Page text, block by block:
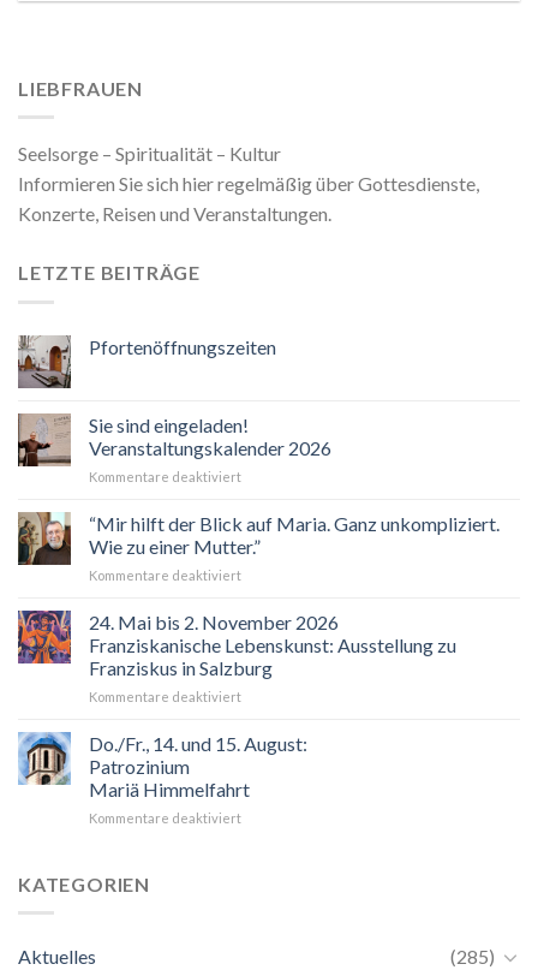
LIEBFRAUEN
Seelsorge – Spiritualität – Kultur
Informieren Sie sich hier regelmäßig über Gottesdienste,
Konzerte, Reisen und Veranstaltungen.
LETZTE BEITRÄGE
Pfortenöffnungszeiten
Sie sind eingeladen!
Veranstaltungskalender 2026
Kommentare deaktiviertfür
sind
eingeladen!
Veranstaltungskalender
2026
“Mir hilft der Blick auf Maria. Ganz unkompliziert.
Wie zu einer Mutter.”
Kommentare deaktiviertfür
hilft
der
Blick
auf
Maria.
unkompliziert.
einer
Mutter.”
24. Mai bis 2. November 2026
Franziskanische Lebenskunst: Ausstellung zu
Franziskus in Salzburg
Kommentare deaktiviertfür
Mai
bis
November
2026
Do./Fr., 14. und 15. August:
Patrozinium
Mariä Himmelfahrt
Kommentare deaktiviertfür
KATEGORIEN
Aktuelles
(285)